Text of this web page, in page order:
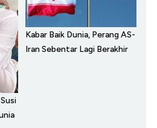
Kabar Baik Dunia, Perang AS-
Iran Sebentar Lagi Berakhir